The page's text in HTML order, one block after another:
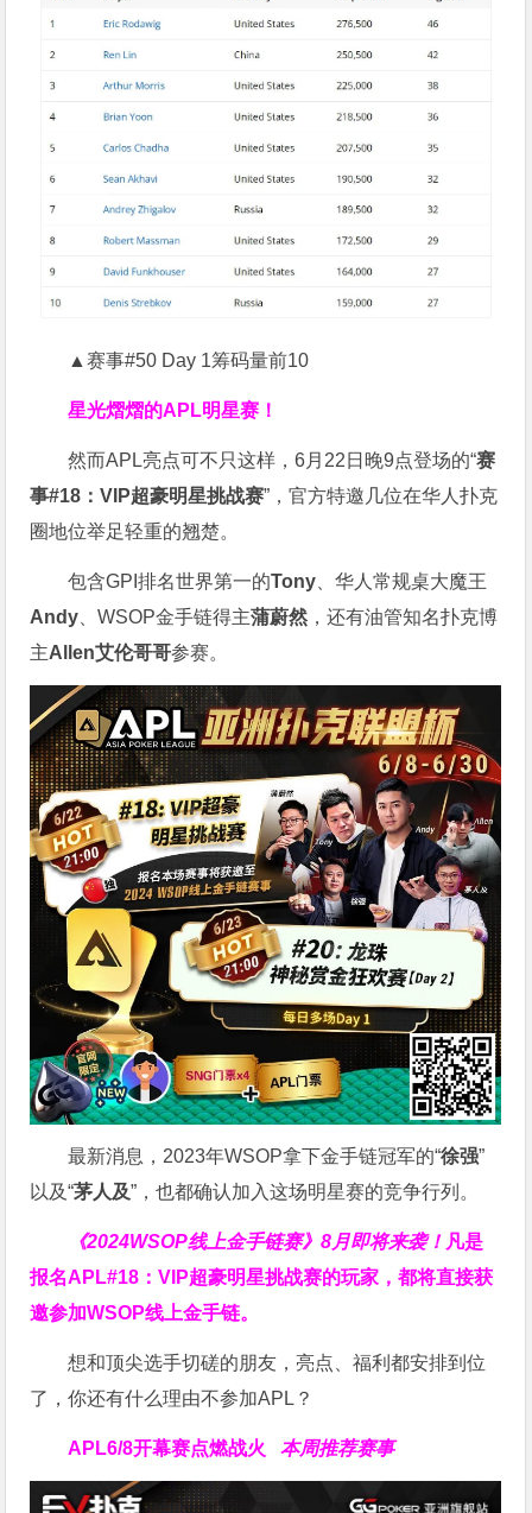
▲赛事#50 Day 1筹码量前10
星光熠熠的APL明星赛！
然而APL亮点可不只这样，6月22日晚9点登场的“赛
事#18：VIP超豪明星挑战赛”，官方特邀几位在华人扑克
圈地位举足轻重的翘楚。
包含GPI排名世界第一的Tony 、华人常规桌大魔王
Andy 、WSOP金手链得主蒲蔚然 ，还有油管知名扑克博
主Allen艾伦哥哥参赛。
最新消息，2023年WSOP拿下金手链冠军的“徐强”
以及“茅人及”，也都确认加入这场明星赛的竞争行列。
《2024WSOP线上金手链赛》8月即将来袭！ 凡是
报名APL#18：VIP超豪明星挑战赛的玩家，都将直接获
邀参加WSOP线上金手链。
想和顶尖选手切磋的朋友，亮点、福利都安排到位
了，你还有什么理由不参加APL？
APL6/8开幕赛点燃战火本周推荐赛事